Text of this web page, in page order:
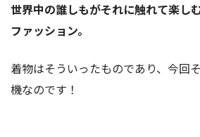
世界中の誰しもがそれに触れて楽し
ファッション。
着物はそういったものであり、今回
機なのです！